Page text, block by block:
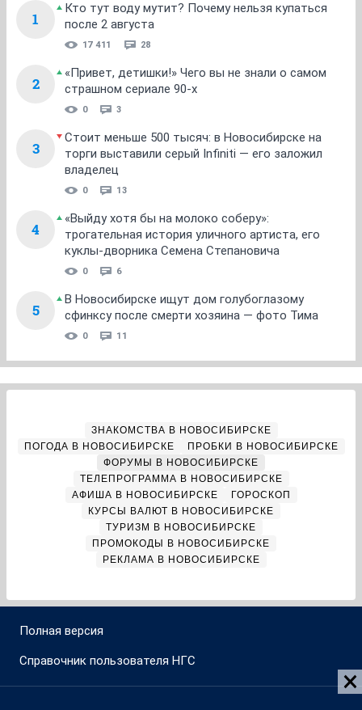
1
Кто тут воду мутит? Почему нельзя купаться
после 2 августа
17 411 28
2
«Привет, детишки!» Чего вы не знали о самом
страшном сериале 90-х
0 3
3
Стоит меньше 500 тысяч: в Новосибирске на
торги выставили серый Infiniti — его заложил
владелец
0 13
4
«Выйду хотя бы на молоко соберу»:
трогательная история уличного артиста, его
куклы-дворника Семена Степановича
0 6
5
В Новосибирске ищут дом голубоглазому
сфинксу после смерти хозяина — фото Тима
0 11
ЗНАКОМСТВА В НОВОСИБИРСКЕ
ПОГОДА В НОВОСИБИРСКЕ
ПРОБКИ В НОВОСИБИРСКЕ
ФОРУМЫ В НОВОСИБИРСКЕ
ТЕЛЕПРОГРАММА В НОВОСИБИРСКЕ
АФИША В НОВОСИБИРСКЕ
ГОРОСКОП
КУРСЫ ВАЛЮТ В НОВОСИБИРСКЕ
ТУРИЗМ В НОВОСИБИРСКЕ
ПРОМОКОДЫ В НОВОСИБИРСКЕ
РЕКЛАМА В НОВОСИБИРСКЕ
Полная версия
Справочник пользователя НГС